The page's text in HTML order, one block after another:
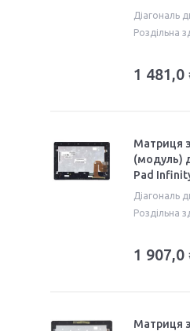
Діагональ
Роздільна
1 481,0
Матриця
(модуль)
Pad
Діагональ
Роздільна
1 907,0
Матриця